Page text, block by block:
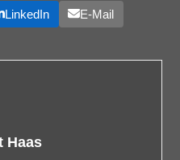
LinkedIn E-Mail
Haas